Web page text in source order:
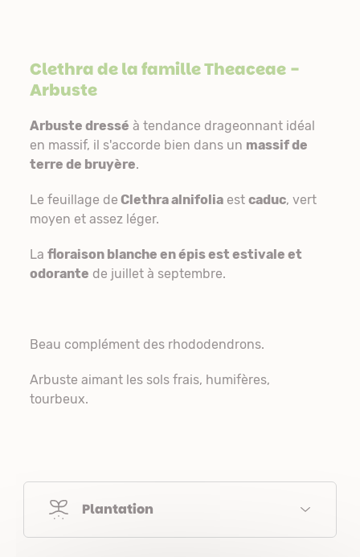
Clethra de la familleTheaceae-
Arbuste
Arbuste dressé à tendance drageonnant idéal
en massif, il s'accorde bien dans un massif de
terre de bruyère.
Le feuillage de Clethra alnifoliaest caduc, vert
moyen et assez léger.
La floraison blanche en épis est estivale et
odorante de juillet à septembre.
Beau complément des rhododendrons.
Arbuste aimant les sols frais, humifères,
tourbeux.
Plantation